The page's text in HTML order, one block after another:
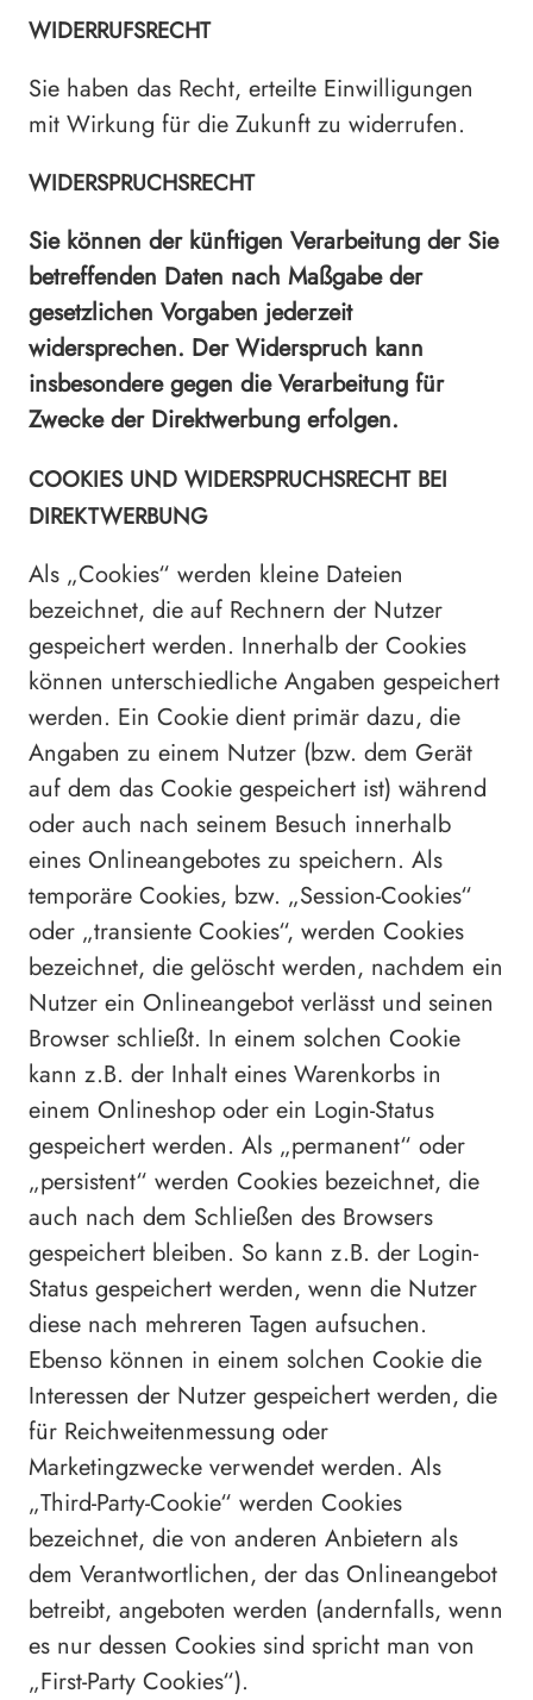
WIDERRUFSRECHT
Sie haben das Recht, erteilte Einwilligungen
mit Wirkung für die Zukunft zu widerrufen.
WIDERSPRUCHSRECHT
Sie können der künftigen Verarbeitung der Sie
betreffenden Daten nach Maßgabe der
gesetzlichen Vorgaben jederzeit
widersprechen. Der Widerspruch kann
insbesondere gegen die Verarbeitung für
Zwecke der Direktwerbung erfolgen.
COOKIES UND WIDERSPRUCHSRECHT BEI
DIREKTWERBUNG
Als „Cookies“ werden kleine Dateien
bezeichnet, die auf Rechnern der Nutzer
gespeichert werden. Innerhalb der Cookies
können unterschiedliche Angaben gespeichert
werden. Ein Cookie dient primär dazu, die
Angaben zu einem Nutzer (bzw. dem Gerät
auf dem das Cookie gespeichert ist) während
oder auch nach seinem Besuch innerhalb
eines Onlineangebotes zu speichern. Als
temporäre Cookies, bzw. „Session-Cookies“
oder „transiente Cookies“, werden Cookies
bezeichnet, die gelöscht werden, nachdem ein
Nutzer ein Onlineangebot verlässt und seinen
Browser schließt. In einem solchen Cookie
kann z.B. der Inhalt eines Warenkorbs in
einem Onlineshop oder ein Login-Status
gespeichert werden. Als „permanent“ oder
„persistent“ werden Cookies bezeichnet, die
auch nach dem Schließen des Browsers
gespeichert bleiben. So kann z.B. der Login-
Status gespeichert werden, wenn die Nutzer
diese nach mehreren Tagen aufsuchen.
Ebenso können in einem solchen Cookie die
Interessen der Nutzer gespeichert werden, die
für Reichweitenmessung oder
Marketingzwecke verwendet werden. Als
„Third-Party-Cookie“ werden Cookies
bezeichnet, die von anderen Anbietern als
dem Verantwortlichen, der das Onlineangebot
betreibt, angeboten werden (andernfalls, wenn
es nur dessen Cookies sind spricht man von
„First-Party Cookies“).